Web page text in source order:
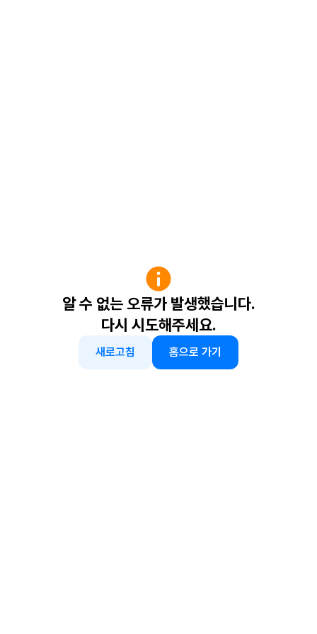
알 수 없는 오류가 발생했습니다.
다시 시도해주세요.
새로고침 홈으로 가기